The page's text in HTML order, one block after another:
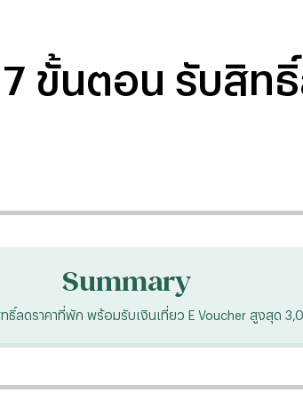
7 ขั้นตอน รับสิท
Summary
ธิ์ลดราคาที่พัก พร้อมรับเงินเที่ยว E Voucher สูงสุด